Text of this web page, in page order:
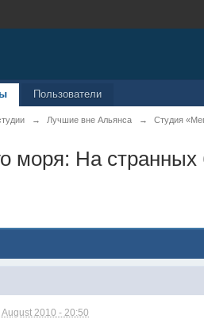
Пользователи
→ Лучшие вне Альянса → Студия
моря: На странных
2010 - 20:50